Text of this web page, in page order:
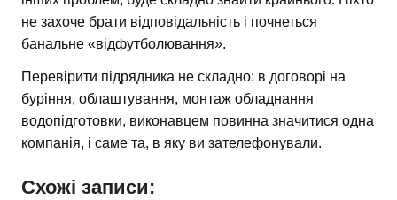
не захоче брати відповідальність і почнеться
банальне «відфутболювання».
Перевірити підрядника не складно: в договорі на
буріння, облаштування, монтаж обладнання
водопідготовки, виконавцем повинна значитися одна
компанія, і саме та, в яку ви зателефонували.
Схожі записи: